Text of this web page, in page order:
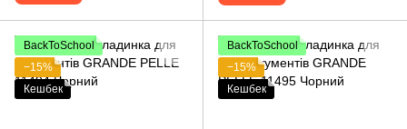
BackToSchool
−15%
Кешбек
BackToSchool
−15%
Кешбек